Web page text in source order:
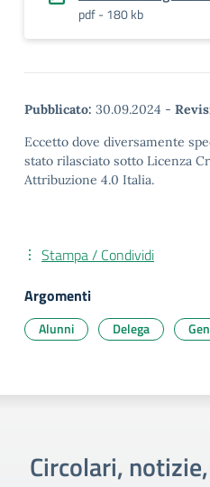
pdf - 180 kb
Pubblicato: 30.09.2024 -
Eccetto dove diversamente
stato rilasciato sotto Licenza
Attribuzione 4.0 Italia.
Stampa / Condividi
Argomenti
Alunni Delega
Circolari,